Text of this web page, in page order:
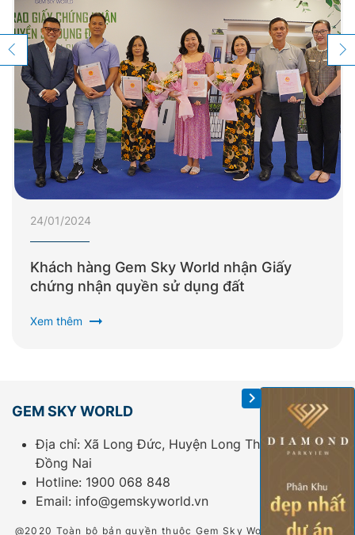
24/01/2024
Khách hàng Gem Sky World nhận Giấy
chứng nhận quyền sử dụng đất
Xem thêm arrow_right_alt
GEM SKY WORLD
Địa chỉ: Xã Long Đức, Huyện Long Thành, Tỉnh
Đồng Nai
Hotline: 1900 068 848
Email: info@gemskyworld.vn
@2020 Toàn bộ bản quyền thuộc Gem Sky World. Tất cả các